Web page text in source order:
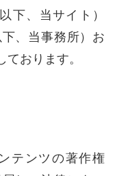
お問い合わせ
下、当サイト）
、当事務所）お
おります。
テンツの著作権